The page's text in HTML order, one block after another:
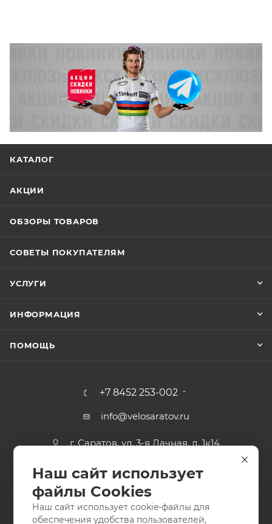
КАТАЛОГ
АКЦИИ
ОБЗОРЫ ТОВАРОВ
СОВЕТЫ ПОКУПАТЕЛЯМ
УСЛУГИ
ИНФОРМАЦИЯ
ПОМОЩЬ
+7 8452 253-002
info@velosaratov.ru
г. Саратов, ул. 3-я Дачная, д. 1к14
Наш сайт использует
файлы Cookies
Наш сайт использует cookie-файлы для
обеспечения удобства пользователей,